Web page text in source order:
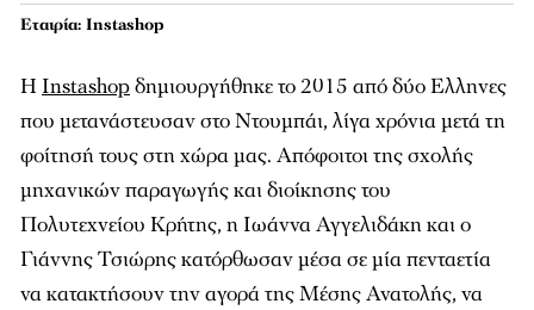
Εταιρία: Instashop
Η Instashopδημιουργήθηκε το 2015 από δύο Ελληνες
που μετανάστευσαν στο Ντουμπάι, λίγα χρόνια μετά τη
φοίτησή τους στη χώρα μας. Απόφοιτοι της σχολής
μηχανικών παραγωγής και διοίκησης του
Πολυτεχνείου Κρήτης, η Ιωάννα Αγγελιδάκη και ο
Γιάννης Τσιώρης κατόρθωσαν μέσα σε μία πενταετία
να κατακτήσουν την αγορά της Μέσης Ανατολής, να